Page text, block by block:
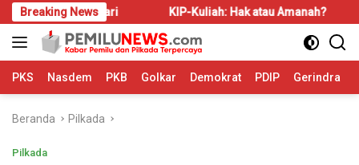
Langsung
ke
konten
Breaking News
Disadari KIP-Kuliah: Hak atau Amanah?
PKS Nasdem PKB Golkar Demokrat PDIP Gerindra
Beranda Pilkada
Pilkada